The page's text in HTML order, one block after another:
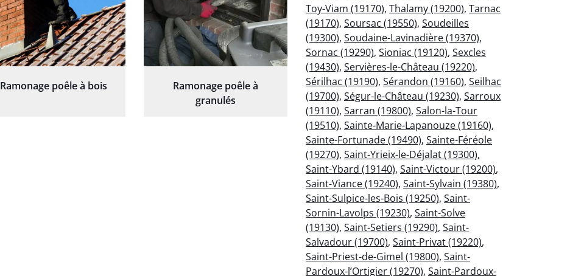
Ramonage poêle à bois
Ramonage poêle à
granulés
Toy-Viam (19170), Thalamy (19200), Tarnac
(19170), Soursac (19550), Soudeilles
(19300), Soudaine-Lavinadière (19370),
Sornac (19290), Sioniac (19120), Sexcles
(19430), Servières-le-Château (19220),
Sérilhac (19190), Sérandon (19160), Seilhac
(19700), Ségur-le-Château (19230), Sarroux
(19110), Sarran (19800), Salon-la-Tour
(19510), Sainte-Marie-Lapanouze (19160),
Sainte-Fortunade (19490), Sainte-Féréole
(19270), Saint-Yrieix-le-Déjalat (19300),
Saint-Ybard (19140), Saint-Victour (19200),
Saint-Viance (19240), Saint-Sylvain (19380),
Saint-Sulpice-les-Bois (19250), Saint-
Sornin-Lavolps (19230), Saint-Solve
(19130), Saint-Setiers (19290), Saint-
Salvadour (19700), Saint-Privat (19220),
Saint-Priest-de-Gimel (19800), Saint-
Pardoux-l’Ortigier (19270), Saint-Pardoux-